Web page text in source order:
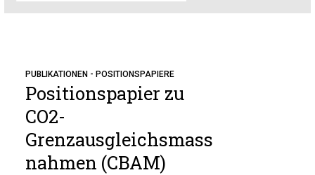
PUBLIKATIONEN - POSITIONSPAPIERE
Positionspapier zu
CO2-
Grenzausgleichsmass
nahmen (CBAM)